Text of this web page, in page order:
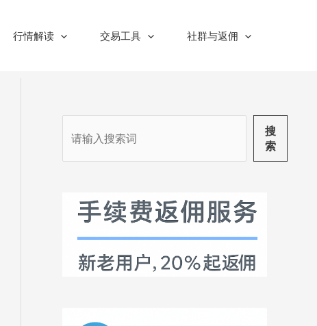
行情解读 交易工具 社群与返佣
搜
索